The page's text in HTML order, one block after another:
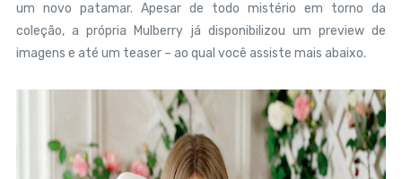
um novo patamar. Apesar de todo mistério em torno da
coleção, a própria Mulberry já disponibilizou um preview de
imagens e até um teaser – ao qual você assiste mais abaixo.